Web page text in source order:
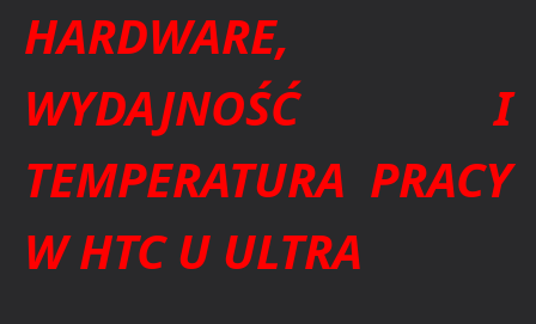
HARDWARE,
WYDAJNOŚĆ I
TEMPERATURA PRACY
W HTC U ULTRA